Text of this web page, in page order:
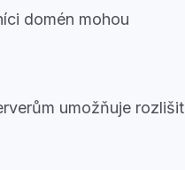
domén mohou
umožňuje rozlišit